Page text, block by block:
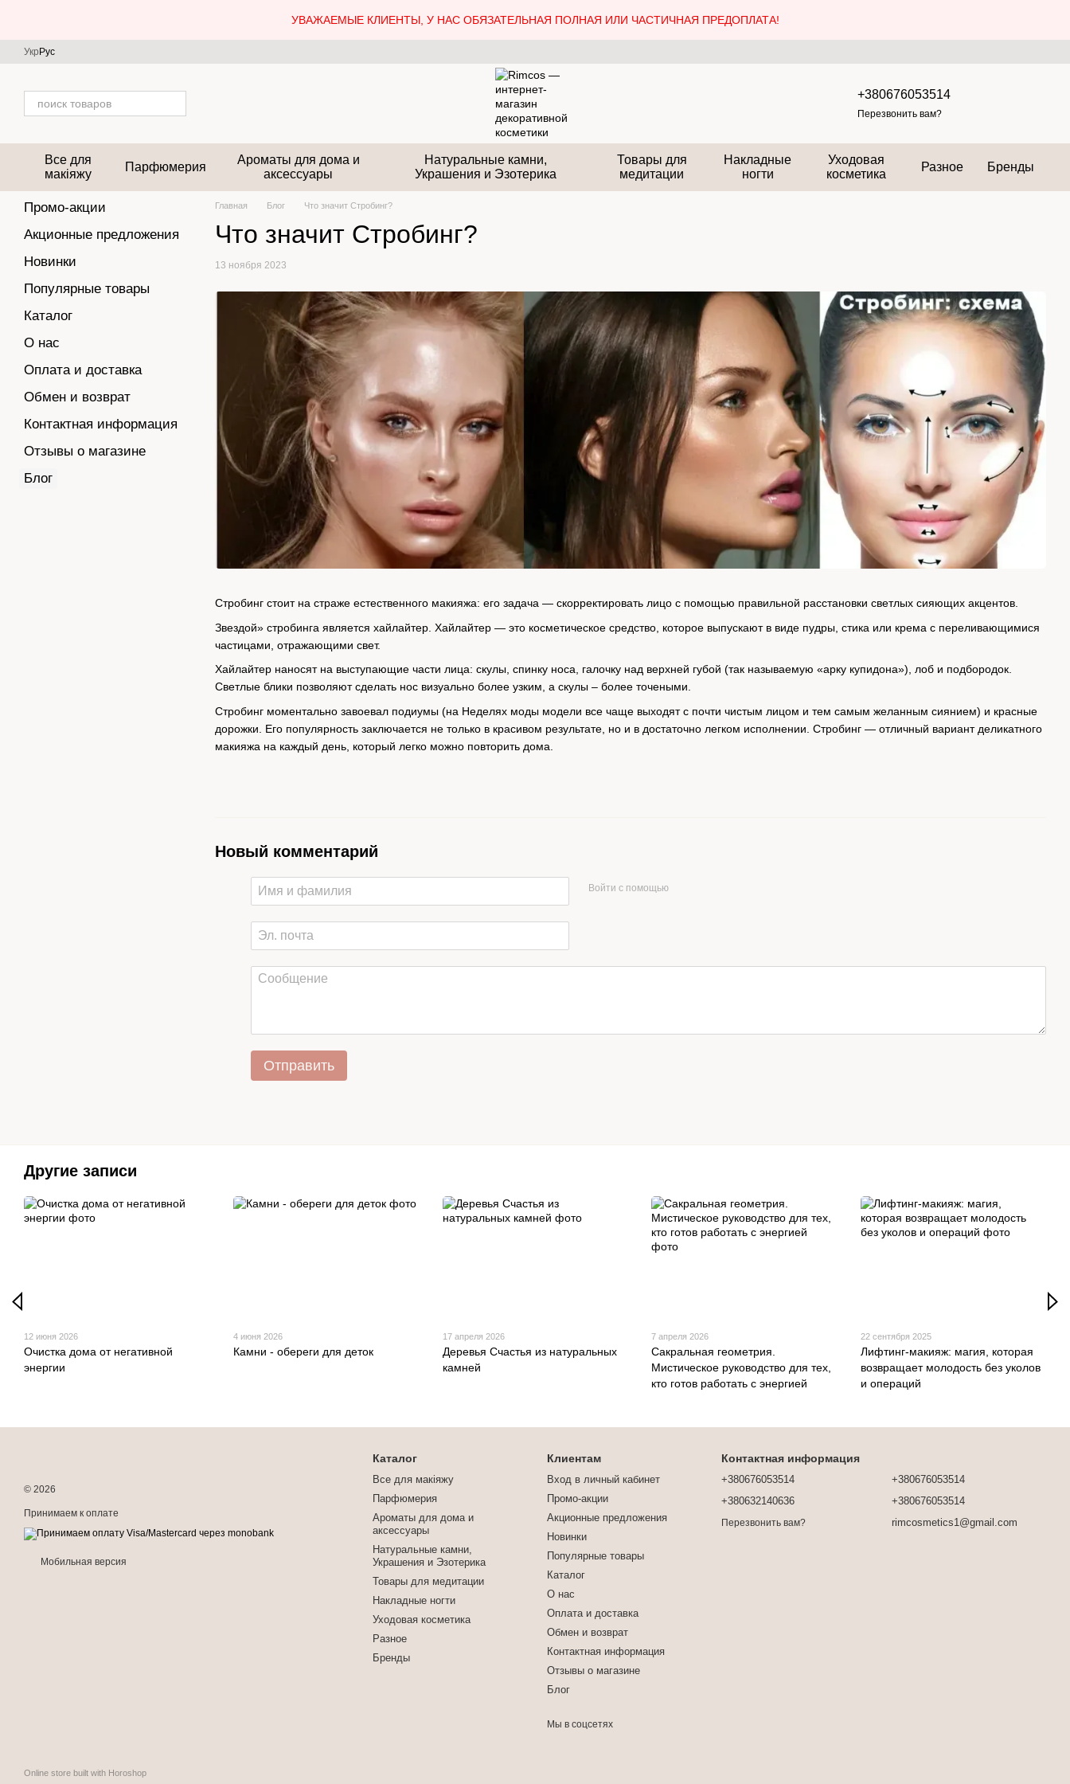
УВАЖАЕМЫЕ КЛИЕНТЫ, У НАС ОБЯЗАТЕЛЬНАЯ ПОЛНАЯ ИЛИ ЧАСТИЧНАЯ ПРЕДОПЛАТА!
Укр Рус
+380676053514
Перезвонить вам?
Все для
макіяжу
Парфюмерия
Ароматы для дома и
аксессуары
Натуральные камни,
Украшения и Эзотерика
Товары для
медитации
Накладные
ногти
Уходовая
косметика
Разное Бренды
Главная Блог Что значит Стробинг?
Что значит Стробинг?
13 ноября 2023
Стробинг стоит на страже естественного макияжа: его задача — скорректировать лицо с помощью правильной расстановки светлых сияющих акцентов.
Звездой» стробинга является хайлайтер. Хайлайтер — это косметическое средство, которое выпускают в виде пудры, стика или крема с переливающимися
частицами, отражающими свет.
Хайлайтер наносят на выступающие части лица: скулы, спинку носа, галочку над верхней губой (так называемую «арку купидона»), лоб и подбородок.
Светлые блики позволяют сделать нос визуально более узким, а скулы – более точеными.
Стробинг моментально завоевал подиумы (на Неделях моды модели все чаще выходят с почти чистым лицом и тем самым желанным сиянием) и красные
дорожки. Его популярность заключается не только в красивом результате, но и в достаточно легком исполнении. Стробинг — отличный вариант деликатного
макияжа на каждый день, который легко можно повторить дома.
Новый комментарий
Войти с помощью
Отправить
Промо-акции
Акционные предложения
Новинки
Популярные товары
Каталог
О нас
Оплата и доставка
Обмен и возврат
Контактная информация
Отзывы о магазине
Блог
Другие записи
12 июня 2026
Очистка дома от негативной
энергии
4 июня 2026
Камни - обереги для деток
17 апреля 2026
Деревья Счастья из натуральных
камней
7 апреля 2026
Сакральная геометрия.
Мистическое руководство для тех,
кто готов работать с энергией
22 сентября 2025
Лифтинг-макияж: магия, которая
возвращает молодость без уколов
и операций
© 2026
Принимаем к оплате
Мобильная версия
Online store built with Horoshop
Каталог
Все для макіяжу
Парфюмерия
Ароматы для дома и
аксессуары
Натуральные камни,
Украшения и Эзотерика
Товары для медитации
Накладные ногти
Уходовая косметика
Разное
Бренды
Клиентам
Вход в личный кабинет
Промо-акции
Акционные предложения
Новинки
Популярные товары
Каталог
О нас
Оплата и доставка
Обмен и возврат
Контактная информация
Отзывы о магазине
Блог
Мы в соцсетях
Контактная информация
+380676053514
+380632140636
Перезвонить вам?
+380676053514
+380676053514
rimcosmetics1@gmail.com